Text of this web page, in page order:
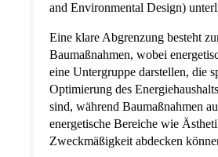
and Environmental Design)
Eine klare Abgrenzung besteht
Baumaßnahmen, wobei
eine Untergruppe darstellen, die
Optimierung des
sind, während Baumaßnahmen
energetische Bereiche wie
Zweckmäßigkeit abdecken